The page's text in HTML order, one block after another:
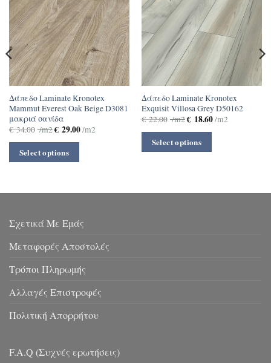
Δάπεδο Laminate Kronotex
Mammut Everest Oak Beige D3081
μακριά σανίδα
€34.00 /m2€29.00/m2
Select options
Δάπεδο Laminate Kronotex
Exquisit Villosa Grey D50162
€22.00 /m2€18.60/m2
Select options
Σχετικά Με Εμάς
Μεταφορές Αποστολές
Τρόποι Πληρωμής
Αλλαγές Επιστροφές
Πολιτική Απορρήτου
F.A.Q (Συχνές ερωτήσεις)